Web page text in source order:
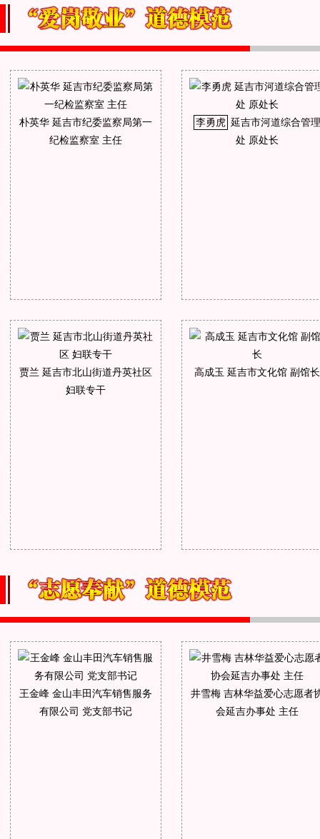
朴英华 延吉市纪委监察局第一
纪检监察室 主任
李勇虎 延吉市河道综合管理
处 原处长
贾兰 延吉市北山街道丹英社区
妇联专干
高成玉 延吉市文化馆 副馆长
王金峰 金山丰田汽车销售服务
有限公司 党支部书记
井雪梅 吉林华益爱心志愿者
会延吉办事处 主任